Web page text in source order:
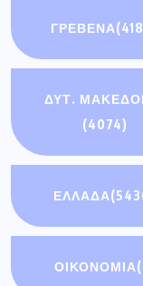
ΓΡΕΒΕΝΑ
ΔΥΤ.
(4074)
ΕΛΛΑΔΑ
ΟΙΚΟΝΟΜΊΑ